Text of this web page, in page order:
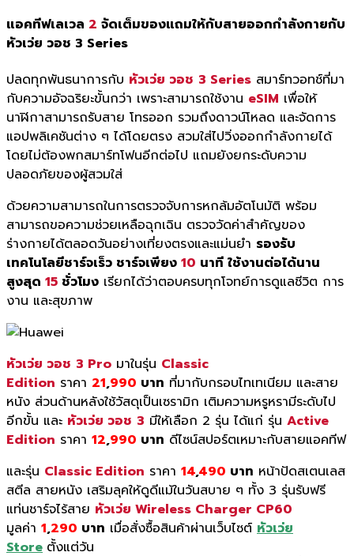
แอคทีฟเลเวล 2 จัดเต็มของแถมให้กับสายออกกำลังกายกับ
หัวเว่ย วอช 3 Series
ปลดทุกพันธนาการกับ หัวเว่ย วอช 3 Series สมาร์ทวอทช์ที่มา
กับความอัจฉริยะขั้นกว่า เพราะสามารถใช้งาน eSIM เพื่อให้
นาฬิกาสามารถรับสาย โทรออก รวมถึงดาวน์โหลด และจัดการ
แอปพลิเคชันต่าง ๆ ได้โดยตรง สวมใส่ไปวิ่งออกกำลังกายได้
โดยไม่ต้องพกสมาร์ทโฟนอีกต่อไป แถมยังยกระดับความ
ปลอดภัยของผู้สวมใส่
ด้วยความสามารถในการตรวจจับการหกล้มอัตโนมัติ พร้อม
สามารถขอความช่วยเหลือฉุกเฉิน ตรวจวัดค่าสำคัญของ
ร่างกายได้ตลอดวันอย่างเที่ยงตรงและแม่นยำ รองรับ
เทคโนโลยีชาร์จเร็ว ชาร์จเพียง 10 นาที ใช้งานต่อได้นาน
สูงสุด 15 ชั่วโมง เรียกได้ว่าตอบครบทุกโจทย์การดูแลชีวิต การ
งาน และสุขภาพ
หัวเว่ย วอช 3 Pro มาในรุ่น Classic
Edition ราคา 21,990 บาท ที่มากับกรอบไทเทเนียม และสาย
หนัง ส่วนด้านหลังใช้วัสดุเป็นเซรามิก เติมความหรูหรามีระดับไป
อีกขั้น และ หัวเว่ย วอช 3 มีให้เลือก 2 รุ่น ได้แก่ รุ่น Active
Edition ราคา 12,990 บาท ดีไซน์สปอร์ตเหมาะกับสายแอคทีฟ
และรุ่น Classic Edition ราคา 14,490 บาท หน้าปัดสเตนเลส
สตีล สายหนัง เสริมลุคให้ดูดีแม้ในวันสบาย ๆ ทั้ง 3 รุ่นรับฟรี
แท่นชาร์จไร้สาย หัวเว่ย Wireless Charger CP60
มูลค่า 1,290 บาท เมื่อสั่งซื้อสินค้าผ่านเว็บไซต์ หัวเว่ย
Store ตั้งแต่วัน